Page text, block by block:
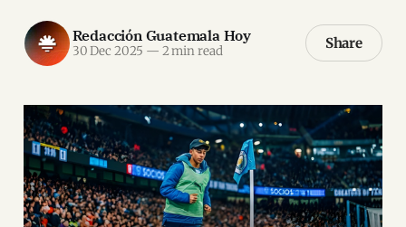
Redacción Guatemala Hoy
30 Dec 2025 — 2 min read Share